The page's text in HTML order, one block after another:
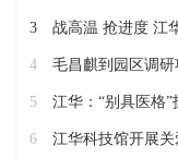
3 战高温 抢进度 江华
4 毛昌麒到园区调研
5 江华：“别具医格”护
6 江华科技馆开展